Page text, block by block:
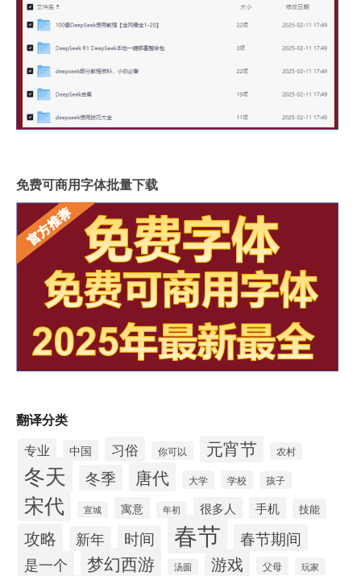
免费可商用字体批量下载
翻译分类
专业
中国 习俗 你可以 元宵节 农村
冬天 冬季 唐代 大学 学校 孩子
宋代 宣城 寓意 年初 很多人 手机 技能
攻略 新年 时间 春节 春节期间
是一个 梦幻西游 汤圆 游戏 父母 玩家